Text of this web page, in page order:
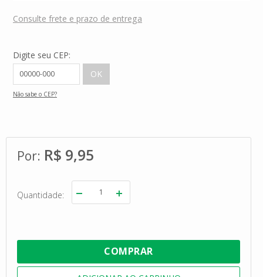
Consulte frete e prazo de entrega
Digite seu CEP:
Não sabe o CEP?
R$ 9,95
Quantidade